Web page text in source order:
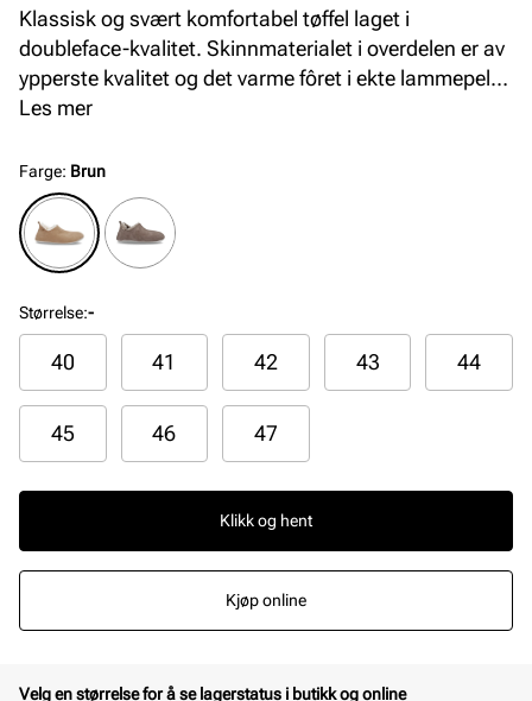
Klassisk og svært komfortabel tøffel laget i
doubleface-kvalitet. Skinnmaterialet i overdelen er av
ypperste kvalitet og det varme fôret i ekte lammepels
gjør dette til en varm og veldig god tøffel. Tøffelen har
Les mer
Farge: Brun
Størrelse:-
40 41 42 43 44
45 46 47
Klikk og hent
Kjøp online
Velg en størrelse for å se lagerstatus i butikk og online